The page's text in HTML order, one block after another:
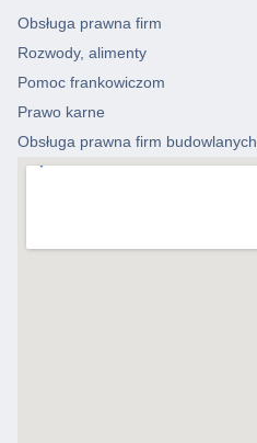
Obsługa prawna firm
Rozwody, alimenty
Pomoc frankowiczom
Prawo karne
Obsługa prawna firm budowlanych